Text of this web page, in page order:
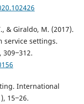
& Giraldo, M. (2017).
service settings.
309‒312.
International
15‒26.